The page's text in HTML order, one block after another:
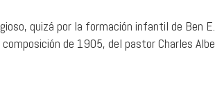
quizá por la formación infantil de Ben
composición de 1905, del pastor Charles